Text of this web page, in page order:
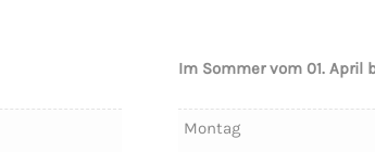
Im Sommer vom 01. April
Montag